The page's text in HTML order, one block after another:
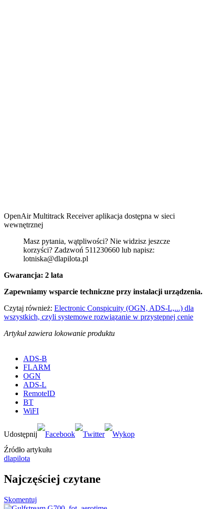
OpenAir Multitrack Receiver aplikacja dostępna w sieci
wewnętrznej
Masz pytania, wątpliwości? Nie widzisz jeszcze
korzyści? Zadzwoń 511230660 lub napisz:
lotniska@dlapilota.pl
Gwarancja: 2 lata
Zapewniamy wsparcie techniczne przy instalacji urządzenia.
Czytaj również: Electronic Conspicuity (OGN, ADS-L,...) dla
wszystkich, czyli systemowe rozwiązanie w przystępnej cenie
Artykuł zawiera lokowanie produktu
ADS-B
FLARM
OGN
ADS-L
RemoteID
BT
WiFI
Źródło artykułu
dlapilota
Najczęściej czytane
Skomentuj